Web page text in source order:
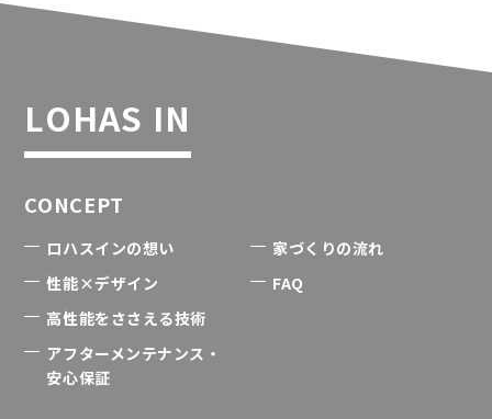
LOHAS IN
CONCEPT
ロハスインの想い
性能×デザイン
高性能をささえる技術
アフターメンテナンス・
安心保証
家づくりの流れ
FAQ